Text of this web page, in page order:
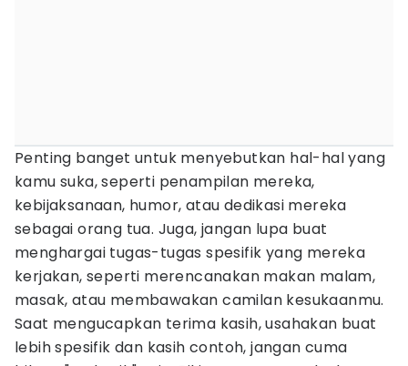
Penting banget untuk menyebutkan hal-hal yang
kamu suka, seperti penampilan mereka,
kebijaksanaan, humor, atau dedikasi mereka
sebagai orang tua. Juga, jangan lupa buat
menghargai tugas-tugas spesifik yang mereka
kerjakan, seperti merencanakan makan malam,
masak, atau membawakan camilan kesukaanmu.
Saat mengucapkan terima kasih, usahakan buat
lebih spesifik dan kasih contoh, jangan cuma